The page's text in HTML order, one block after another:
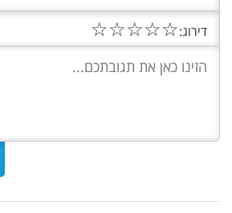
דירוג:☆
☆
☆
☆
☆